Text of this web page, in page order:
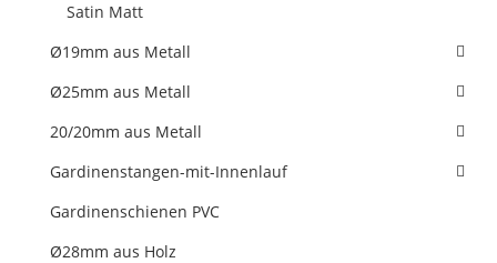
Satin Matt
Ø19mm aus Metall
Ø25mm aus Metall
20/20mm aus Metall
Gardinenstangen-mit-Innenlauf
Gardinenschienen PVC
Ø28mm aus Holz